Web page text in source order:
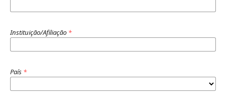
Instituição/Afiliação *
País *